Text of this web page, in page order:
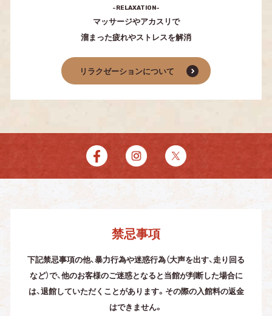
-RELAXATION-
マッサージやアカスリで
溜まった疲れやストレスを解消
リラクゼーションについて
禁忌事項
下記禁忌事項の他、暴力行為や迷惑行為（大声を出す、走り回る
など）で、他のお客様のご迷惑となると当館が判断した場合に
は、退館していただくことがあります。その際の入館料の返金
はできません。